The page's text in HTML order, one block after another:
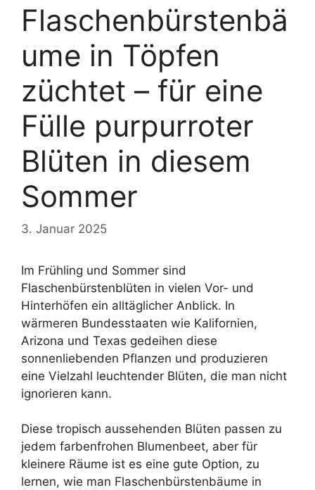
Flaschenbürstenbä
ume in Töpfen
züchtet – für eine
Fülle purpurroter
Blüten in diesem
Sommer
3. Januar 2025
Im Frühling und Sommer sind
Flaschenbürstenblüten in vielen Vor- und
Hinterhöfen ein alltäglicher Anblick. In
wärmeren Bundesstaaten wie Kalifornien,
Arizona und Texas gedeihen diese
sonnenliebenden Pflanzen und produzieren
eine Vielzahl leuchtender Blüten, die man nicht
ignorieren kann.
Diese tropisch aussehenden Blüten passen zu
jedem farbenfrohen Blumenbeet, aber für
kleinere Räume ist es eine gute Option, zu
lernen, wie man Flaschenbürstenbäume in